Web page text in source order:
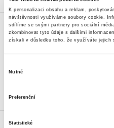
K personalizaci obsahu a reklam,
návštěvnosti využíváme soubory cookie.
sdílíme se svými partnery pro sociální
zkombinovat tyto údaje s dalšími
získali v důsledku toho, že využíváte jejich
Nutné
Preferenční
Statistické
Aktovka
6 kapes,
119 Kč
143,99 Kč vč. DPH